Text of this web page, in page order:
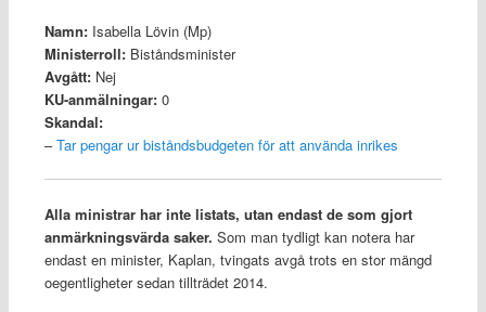
Namn:Isabella Lövin (Mp)
Ministerroll:Biståndsminister
Avgått:Nej
KU-anmälningar:0
Skandal:
–Tar pengar ur biståndsbudgeten för att använda inrikes
Alla ministrar har inte listats, utan endast de som gjort
anmärkningsvärda saker. Som man tydligt kan notera har
endast en minister, Kaplan, tvingats avgå trots en stor mängd
oegentligheter sedan tillträdet 2014.